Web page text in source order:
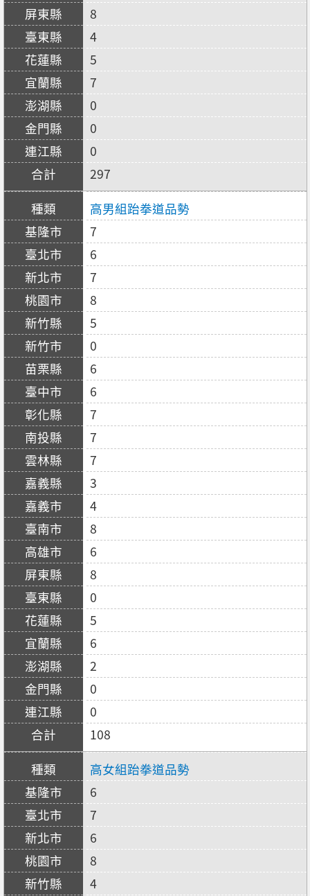
8
4
5
7
0
0
0
297
高男組跆拳道品勢
7
6
7
8
5
0
6
6
7
7
7
3
4
8
6
8
0
5
6
2
0
0
108
高女組跆拳道品勢
6
7
6
8
4